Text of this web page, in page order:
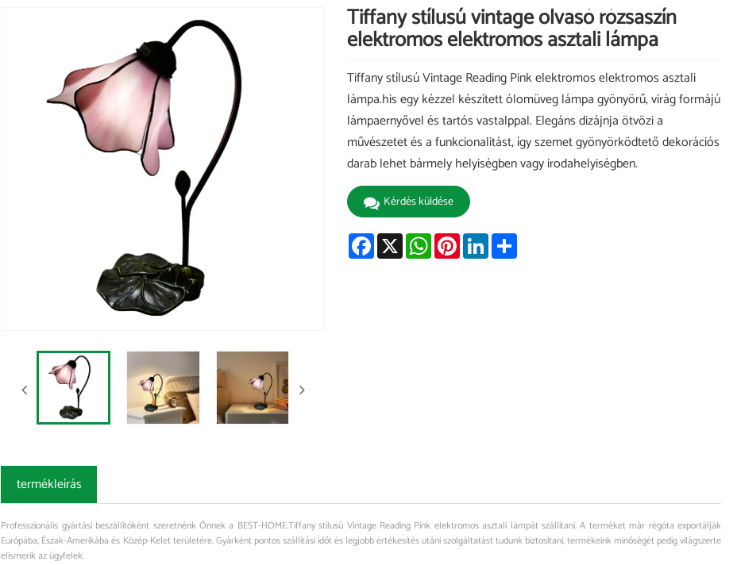
Tiffany stílusú vintage olvasó rózsaszín
elektromos elektromos asztali lámpa
Tiffany stílusú Vintage Reading Pink elektromos elektromos asztali
lámpa.his egy kézzel készített ólomüveg lámpa gyönyörű, virág formájú
lámpaernyővel és tartós vastalppal. Elegáns dizájnja ötvözi a
művészetet és a funkcionalitást, így szemet gyönyörködtető dekorációs
darab lehet bármely helyiségben vagy irodahelyiségben.
Kérdés küldése
Facebook
X WhatsApp
PinterestLinkedInShare
termékleírás
Professzionális gyártási beszállítóként szeretnénk Önnek a BEST-HOME.Tiffany stílusú Vintage Reading Pink elektromos asztali lámpát szállítani. A terméket már régóta exportálják
Európába, Észak-Amerikába és Közép-Kelet területére. Gyárként pontos szállítási időt és legjobb értékesítés utáni szolgáltatást tudunk biztosítani, termékeink minőségét pedig világszerte
elismerik az ügyfelek.